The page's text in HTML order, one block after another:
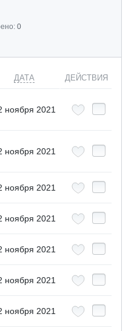
0
ДАТА ДЕЙСТВИЯ
ноября 2021
ноября 2021
ноября 2021
ноября 2021
ноября 2021
ноября 2021
ноября 2021